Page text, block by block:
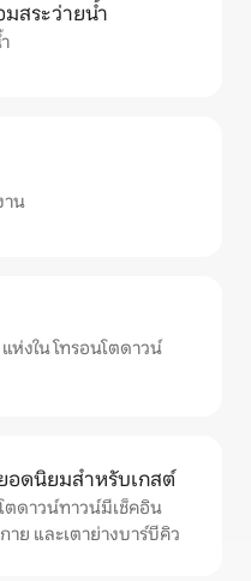
สระว่ายน้ำ
าน
ห่งใน โทรอนโตดาวน์
อดนิยมสำหรับเกสต์
ตดาวน์ทาวน์มีเช็คอิน
ย และเตาย่างบาร์บีคิว